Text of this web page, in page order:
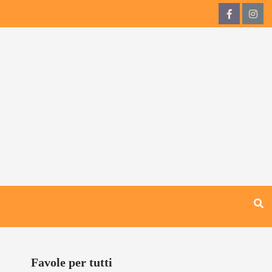
QdB
QdB
Favole per tutti